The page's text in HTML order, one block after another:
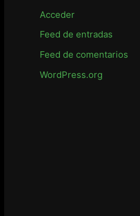
Acceder
Feed de entradas
Feed de comentarios
WordPress.org